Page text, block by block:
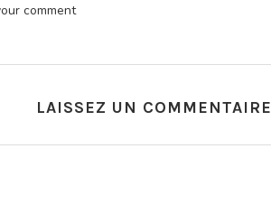
comment
LAISSEZ UN COMMENTAIRE